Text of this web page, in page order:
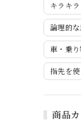
キラキ
論理的
車・乗
指先を
商品